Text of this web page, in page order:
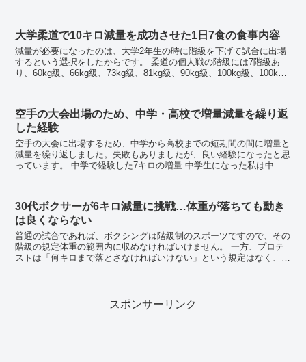
大学柔道で10キロ減量を成功させた1日7食の食事内容
減量が必要になったのは、大学2年生の時に階級を下げて試合に出場
するという選択をしたからです。 柔道の個人戦の階級には7階級あ
り、60kg級、66kg級、73kg級、81kg級、90kg級、100kg級、100kg
空手の大会出場のため、中学・高校で増量減量を繰り返
した経験
空手の大会に出場するため、中学から高校までの短期間の間に増量と
減量を繰り返しました。失敗もありましたが、良い経験になったと思
っています。 中学で経験した7キロの増量 中学生になった私は中学
30代ボクサーが6キロ減量に挑戦…体重が落ちても動き
は良くならない
普通の試合であれば、ボクシングは階級制のスポーツですので、その
階級の規定体重の範囲内に収めなければいけません。 一方、プロテ
ストは「何キロまで落とさなければいけない」という規定はなく、当
スポンサーリンク